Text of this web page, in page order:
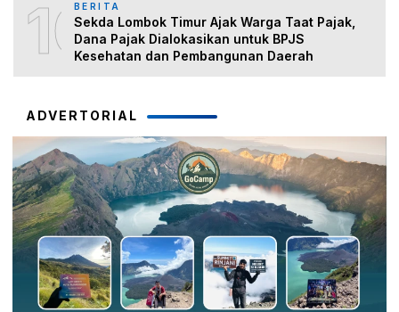
10BERITA
Sekda Lombok Timur Ajak Warga Taat Pajak,
Dana Pajak Dialokasikan untuk BPJS
Kesehatan dan Pembangunan Daerah
ADVERTORIAL